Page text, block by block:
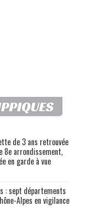
de 3 ans retrouvée
8e arrondissement,
en garde à vue
: sept départements
Alpes en vigilance